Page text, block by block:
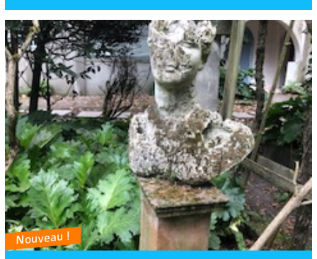
Nouveau !